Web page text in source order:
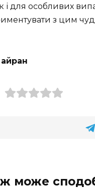
і для особливих
з цим
може